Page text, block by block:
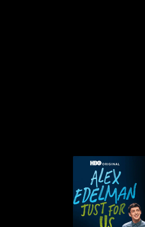
أليكس إيديلمان: جست فور
أس